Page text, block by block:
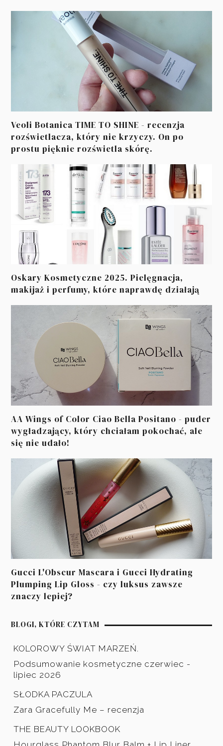
Veoli Botanica TIME TO SHINE - recenzja
rozświetlacza, który nie krzyczy. On po
prostu pięknie rozświetla skórę.
Oskary Kosmetyczne 2025. Pielęgnacja,
makijaż i perfumy, które naprawdę działają
AA Wings of Color Ciao Bella Positano - puder
wygładzający, który chciałam pokochać, ale
się nie udało!
Gucci L'Obscur Mascara i Gucci Hydrating
Plumping Lip Gloss - czy luksus zawsze
znaczy lepiej?
BLOGI, KTÓRE CZYTAM
KOLOROWY ŚWIAT MARZEŃ.
Podsumowanie kosmetyczne czerwiec -
lipiec 2026
SŁODKA PACZULA
Zara Gracefully Me – recenzja
THE BEAUTY LOOKBOOK